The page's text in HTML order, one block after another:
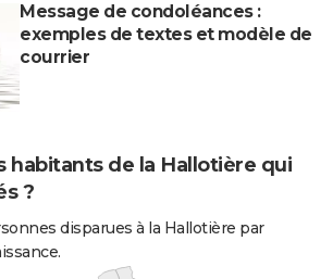
Message de condoléances :
exemples de textes et modèle de
courrier
habitants de la Hallotière qui
?
disparues à la Hallotière par